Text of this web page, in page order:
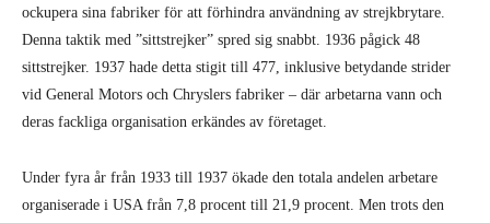
ockupera sina fabriker för att förhindra användning av strejkbrytare.
Denna taktik med ”sittstrejker” spred sig snabbt. 1936 pågick 48
sittstrejker. 1937 hade detta stigit till 477, inklusive betydande strider
vid General Motors och Chryslers fabriker – där arbetarna vann och
deras fackliga organisation erkändes av företaget.
Under fyra år från 1933 till 1937 ökade den totala andelen arbetare
organiserade i USA från 7,8 procent till 21,9 procent. Men trots den